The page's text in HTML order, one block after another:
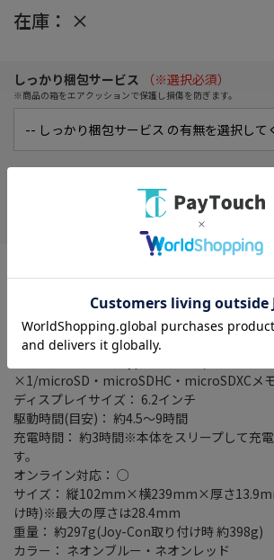
在庫： ×
しっかり梱包サービス （※選択必須）
※商品の箱をエアクッションで保護し損傷を防ぎます。
在庫がありません
タイプ： 据え置き/携帯ゲーム機
ストレージ容量： 32GB
×1/microSD・microSDHC・microSDXCメ
ディスプレイサイズ： 6.2インチ
駆動時間(目安)： 約4.5～9時間
充電時間： 約3時間※本体をスリープして充
す。
オンライン対応： ○
サイズ： 縦102mm×横239mm×厚さ
け時)※最大の厚さは28.4mm
重量： 約297g(Joy-Con取り付け時 約398g)
カラー： ネオンブルー・ネオンレッド